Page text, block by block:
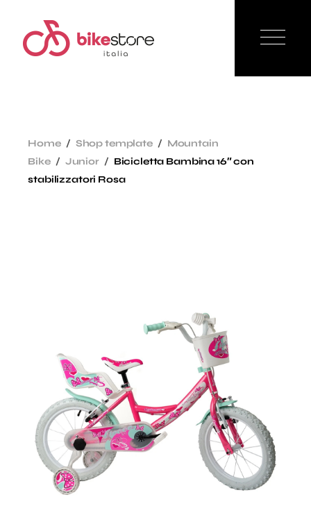
Home Shop template
Mountain
Bike
Junior
Bicicletta Bambina 16″ con
stabilizzatori Rosa